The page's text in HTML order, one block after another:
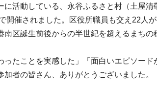
活動している、永谷ふるさと村（土屋
催されました。区役所職員も交え22人が
区誕生前後からの半世紀を超えるまち
たことを実感した」「面白いエピソー
者の皆さん、ありがとうございました。